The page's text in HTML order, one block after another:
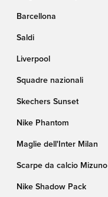
Barcellona
Saldi
Liverpool
Squadre nazionali
Skechers Sunset
Nike Phantom
Maglie dell'Inter Milan
Scarpe da calcio Mizuno
Nike Shadow Pack